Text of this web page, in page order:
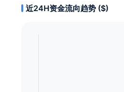
近24H资金流向趋势 ($)